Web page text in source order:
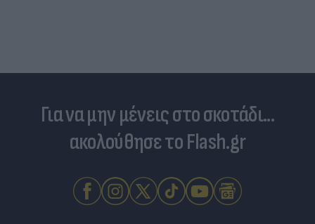
Για να μην μένεις στο σκοτάδι...
ακολούθησε το Flash.gr